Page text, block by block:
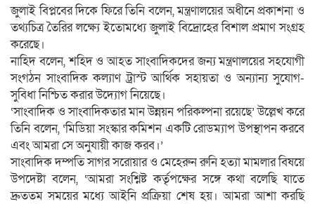
জুলাই বিপ্লবের দিকে ফিরে তিনি বলেন, মন্ত্রণালয়ের অধীনে প্রকাশনা ও
তথ্যচিত্র তৈরির লক্ষ্যে ইতোমধ্যে জুলাই বিদ্রোহের বিশাল প্রমাণ সংগ্রহ
করেছে।
নাহিদ বলেন, শহিদ ও আহত সাংবাদিকদের জন্য মন্ত্রণালয়ের সহযোগী
সংগঠন সাংবাদিক কল্যাণ ট্রাস্ট আর্থিক সহায়তা ও অন্যান্য সুযোগ-
সুবিধা নিশ্চিত করার উদ্যোগ নিয়েছে।
‘সাংবাদিক ও সাংবাদিকতার মান উন্নয়ন পরিকল্পনা রয়েছে’ উল্লেখ করে
তিনি বলেন, ‘মিডিয়া সংস্কার কমিশন একটি রোডম্যাপ উপস্থাপন করবে
এবং আমরা সে অনুযায়ী কাজ করব।’
সাংবাদিক দম্পতি সাগর সরোয়ার ও মেহেরুন রুনি হত্যা মামলার বিষয়ে
উপদেষ্টা বলেন, ‘আমরা সংশ্নিষ্ট কর্তৃপক্ষের সঙ্গে কথা বলেছি যাতে
দ্রুততম সময়ের মধ্যে আইনি প্রক্রিয়া শেষ হয়। আমরা আশা করছি